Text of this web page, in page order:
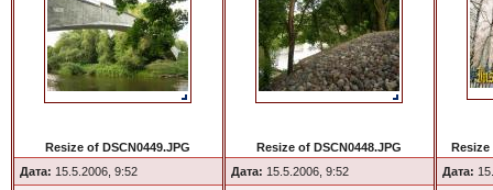
Resize of DSCN0449.JPG
Дата: 15.5.2006, 9:52
Resize of DSCN0448.JPG
Дата: 15.5.2006, 9:52
Дата: